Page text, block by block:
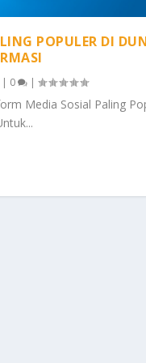
POPULER DI
| 0 |
Media Sosial Paling